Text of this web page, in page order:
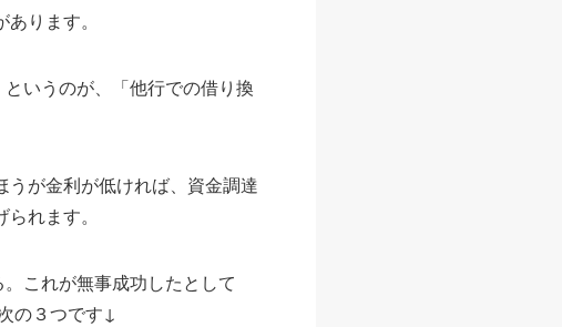
ります。
いうのが、「他行での借り換
が金利が低ければ、資金調達
れます。
これが無事成功したとして
の３つです↓